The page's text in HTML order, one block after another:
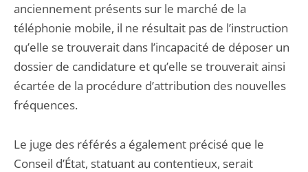
anciennement présents sur le marché de la
téléphonie mobile, il ne résultait pas de l’instruction
qu’elle se trouverait dans l’incapacité de déposer un
dossier de candidature et qu’elle se trouverait ainsi
écartée de la procédure d’attribution des nouvelles
fréquences.
Le juge des référés a également précisé que le
Conseil d’État, statuant au contentieux, serait